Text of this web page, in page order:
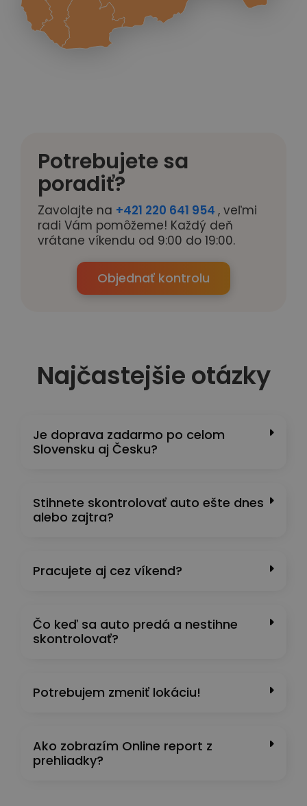
Potrebujete sa
poradiť?
Zavolajte na +421 220 641 954 , veľmi
radi Vám pomôžeme! Každý deň
vrátane víkendu od 9:00 do 19:00.
Objednať kontrolu
Najčastejšie otázky
Je doprava zadarmo po celom
Slovensku aj Česku?
Stihnete skontrolovať auto ešte dnes
alebo zajtra?
Pracujete aj cez víkend?
Čo keď sa auto predá a nestihne
skontrolovať?
Potrebujem zmeniť lokáciu!
Ako zobrazím Online report z
prehliadky?